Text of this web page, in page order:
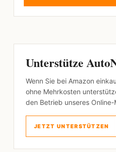
Unterstütze
Wenn Sie bei Amazon
ohne Mehrkosten
den Betrieb unseres Online-
JETZT UNTERSTÜTZEN